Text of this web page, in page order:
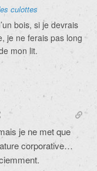
culottes
bois, si je devrais
je ne ferais pas long
mon lit.
je ne met que
corporative…